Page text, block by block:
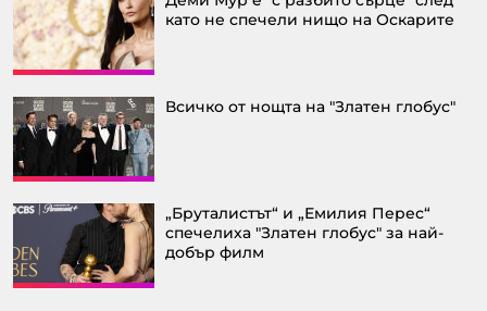
като не спечели нищо на Оскарите
Всичко от нощта на "Златен глобус"
„Бруталистът“ и „Емилия Перес“
спечелиха "Златен глобус" за най-
добър филм